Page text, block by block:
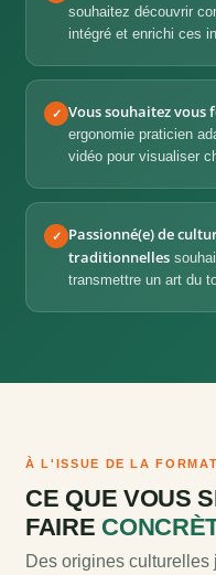
souhaitez découvrir
intégré et enrichi ces
✓ Vous souhaitez vous
ergonomie praticien
vidéo pour visualiser
✓
Passionné(e) de
traditionnelles
transmettre un art du
À L'ISSUE DE LA
CE QUE VOUS
FAIRE
Des origines